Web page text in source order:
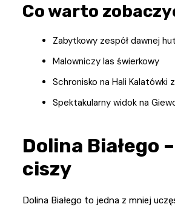
Co warto
Zabytkowy zespół dawnej
Malowniczy las świerkowy
Schronisko na Hali Kalatówki
Spektakularny widok na
Dolina Białego
ciszy
Dolina Białego to jedna z mniej